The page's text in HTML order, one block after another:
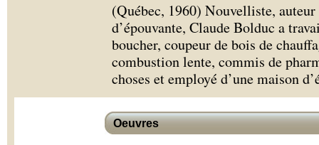
(Québec, 1960) Nouvelliste,
d’épouvante, Claude Bolduc a
boucher, coupeur de bois de
combustion lente, commis de
choses et employé d’une maison
Oeuvres